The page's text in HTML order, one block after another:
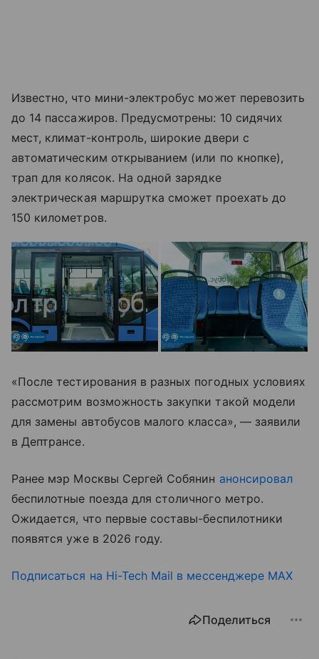
Известно, что мини-электробус может перевозить
до 14 пассажиров. Предусмотрены: 10 сидячих
мест, климат-контроль, широкие двери с
автоматическим открыванием (или по кнопке),
трап для колясок. На одной зарядке
электрическая маршрутка сможет проехать до
150 километров.
«После тестирования в разных погодных условиях
рассмотрим возможность закупки такой модели
для замены автобусов малого класса», — заявили
в Дептрансе.
Ранее мэр Москвы Сергей Собянин анонсировал
беспилотные поезда для столичного метро.
Ожидается, что первые составы-беспилотники
появятся уже в 2026 году.
Подписаться на Hi-Tech Mail в мессенджере MAX
Поделиться